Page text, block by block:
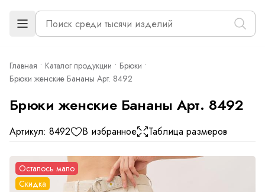
Главная Каталог продукции
Брюки
Брюки женские Бананы Арт. 8492
Брюки женские Бананы Арт. 8492
Артикул: 8492 В избранное Таблица размеров
Осталось мало
Скидка